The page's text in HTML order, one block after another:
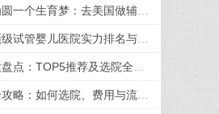
远赴大洋彼岸，只为圆一个生育梦：去美国做辅助生殖，究竟好在哪？
赴美做试管？美国顶级试管婴儿医院实力排名与就诊攻略
美国试管婴儿医院大盘点：TOP5推荐及选院全攻略
美国试管婴儿医院全攻略：如何选院、费用与流程一次掌握